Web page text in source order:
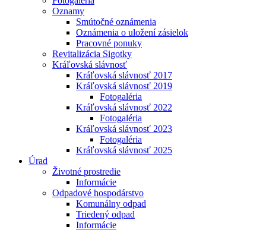
Oznamy
Smútočné oznámenia
Oznámenia o uložení zásielok
Pracovné ponuky
Revitalizácia Sigotky
Kráľovská slávnosť
Kráľovská slávnosť 2017
Kráľovská slávnosť 2019
Fotogaléria
Kráľovská slávnosť 2022
Fotogaléria
Kráľovská slávnosť 2023
Fotogaléria
Kráľovská slávnosť 2025
Úrad
Životné prostredie
Informácie
Odpadové hospodárstvo
Komunálny odpad
Triedený odpad
Informácie